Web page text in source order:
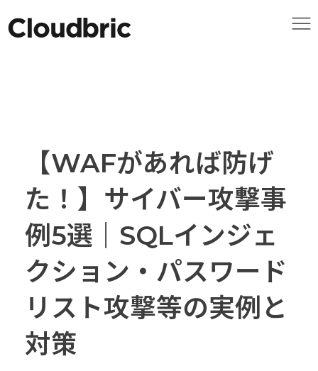
【WAFがあれば防げ
た！】サイバー攻撃事
例5選｜SQLインジェ
クション・パスワード
リスト攻撃等の実例と
対策